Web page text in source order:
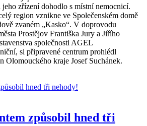
jeho zřízení dohodlo s místní nemocnicí.
region vznikne ve Společenském domě
zvaném „Kasko“. V doprovodu
Prostějov Františka Jury a Jiřího
společnosti AGEL
si připravené centrum prohlédl
Olomouckého kraje Josef Suchánek.
způsobil hned tři